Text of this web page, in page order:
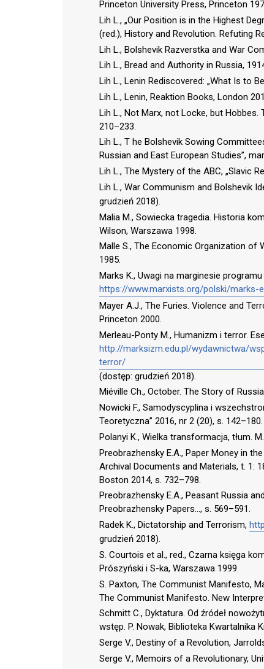
Princeton University Press, Princeton
Lih L., „Our Position is in the Highest
(red.), History and Revolution. Refuting
Lih L., Bolshevik Razverstka and War
Lih L., Bread and Authority in Russia,
Lih L., Lenin Rediscovered: „What Is to
Lih L., Lenin, Reaktion Books, London
Lih L., Not Marx, not Locke, but Hobbes.
210–233.
Lih L., T he Bolshevik Sowing
Russian and East European Studies”,
Lih L., The Mystery of the ABC, „Slavic
Lih L., War Communism and Bolshevik
grudzień 2018).
Malia M., Sowiecka tragedia. Historia
Wilson, Warszawa 1998.
Malle S., The Economic Organization of
1985.
Marks K., Uwagi na marginesie
https://www.marxists.org/polski/marks-
Mayer A.J., The Furies. Violence and
Princeton 2000.
Merleau-Ponty M., Humanizm i terror.
http://marksizm.edu.pl/wydawnictwa/
terror/
(dostęp: grudzień 2018).
Miéville Ch., October. The Story of
Nowicki F., Samodyscyplina i
Teoretyczna” 2016, nr 2 (20), s. 142–180.
Polanyi K., Wielka transformacja, tłum.
Preobrazhensky E.A., Paper Money in
Archival Documents and Materials, t. 1:
Boston 2014, s. 732–798.
Preobrazhensky E.A., Peasant Russia
Preobrazhensky Papers…, s. 569–591.
Radek K., Dictatorship and Terrorism,
grudzień 2018).
S. Courtois et al., red., Czarna księga
Prószyński i S-ka, Warszawa 1999.
S. Paxton, The Communist Manifesto,
The Communist Manifesto. New
Schmitt C., Dyktatura. Od źródeł
wstęp. P. Nowak, Biblioteka Kwartalnika
Serge V., Destiny of a Revolution,
Serge V., Memoirs of a Revolutionary,